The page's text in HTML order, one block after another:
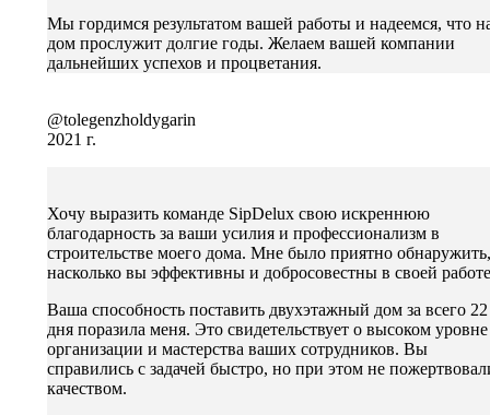
Мы гордимся результатом вашей работы и надеемся, что
дом прослужит долгие годы. Желаем вашей компании
дальнейших успехов и процветания.
@tolegenzholdygarin
2021 г.
Хочу выразить команде SipDelux свою искреннюю
благодарность за ваши усилия и профессионализм в
строительстве моего дома. Мне было приятно обнаружить,
насколько вы эффективны и добросовестны в своей
Ваша способность поставить двухэтажный дом за всего 22
дня поразила меня. Это свидетельствует о высоком уровне
организации и мастерства ваших сотрудников. Вы
справились с задачей быстро, но при этом не
качеством.